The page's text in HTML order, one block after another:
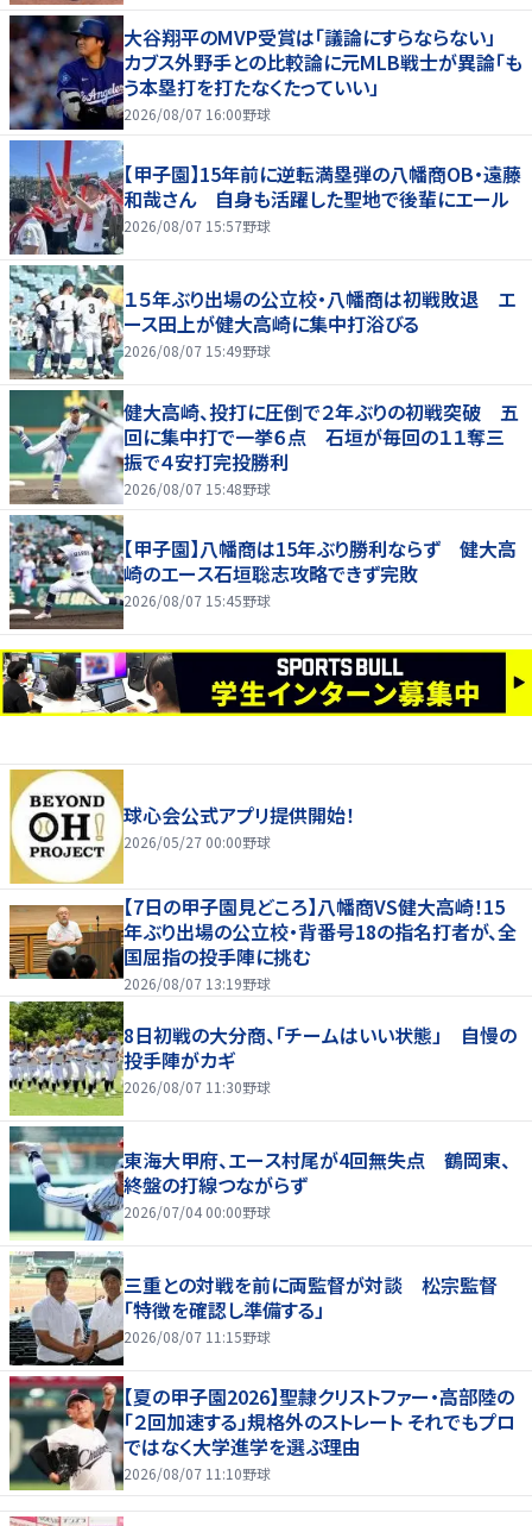
大谷翔平のMVP受賞は「議論にすらならない」
カブス外野手との比較論に元MLB戦士が異論「も
う本塁打を打たなくたっていい」
2026/08/07 16:00野球
【甲子園】15年前に逆転満塁弾の八幡商OB・遠藤
和哉さん 自身も活躍した聖地で後輩にエール
2026/08/07 15:57野球
１５年ぶり出場の公立校・八幡商は初戦敗退 エ
ース田上が健大高崎に集中打浴びる
2026/08/07 15:49野球
健大高崎、投打に圧倒で２年ぶりの初戦突破 五
回に集中打で一挙６点 石垣が毎回の１１奪三
振で４安打完投勝利
2026/08/07 15:48野球
【甲子園】八幡商は15年ぶり勝利ならず 健大高
崎のエース石垣聡志攻略できず完敗
2026/08/07 15:45野球
球心会公式アプリ提供開始！
2026/05/27 00:00野球
【7日の甲子園見どころ】八幡商VS健大高崎！15
年ぶり出場の公立校・背番号18の指名打者が、全
国屈指の投手陣に挑む
2026/08/07 13:19野球
8日初戦の大分商、「チームはいい状態」 自慢の
投手陣がカギ
2026/08/07 11:30野球
東海大甲府、エース村尾が4回無失点 鶴岡東、
終盤の打線つながらず
2026/07/04 00:00野球
三重との対戦を前に両監督が対談 松宗監督
「特徴を確認し準備する」
2026/08/07 11:15野球
【夏の甲子園2026】聖隷クリストファー・高部陸の
「２回加速する」規格外のストレート それでもプロ
ではなく大学進学を選ぶ理由
2026/08/07 11:10野球